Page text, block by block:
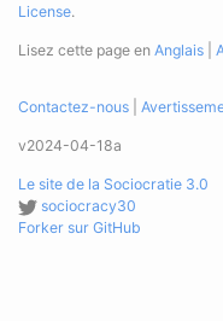
License.
Lisez cette page en Anglais
Contactez-nous
v2024-04-18a
Le site de la Sociocratie 3.0
sociocracy30
Forker sur GitHub